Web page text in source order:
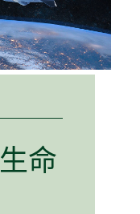
生命